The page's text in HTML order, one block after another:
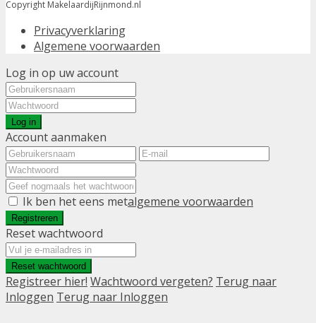
Copyright MakelaardijRijnmond.nl
Privacyverklaring
Algemene voorwaarden
Log in op uw account
Log in
Account aanmaken
Ik ben het eens metalgemene voorwaarden
Registreren
Reset wachtwoord
Reset wachtwoord
Registreer hier! Wachtwoord vergeten? Terug naar
Inloggen Terug naar Inloggen